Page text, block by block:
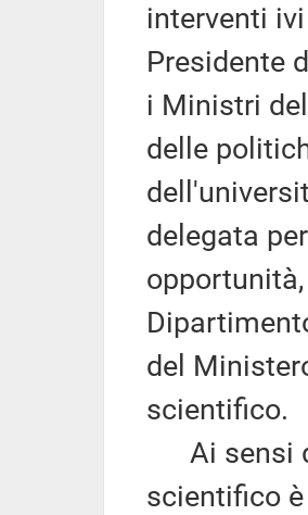
interventi
Presidente
i Ministri
delle
delegata
del
scientifico.
Ai sensi
scientifico